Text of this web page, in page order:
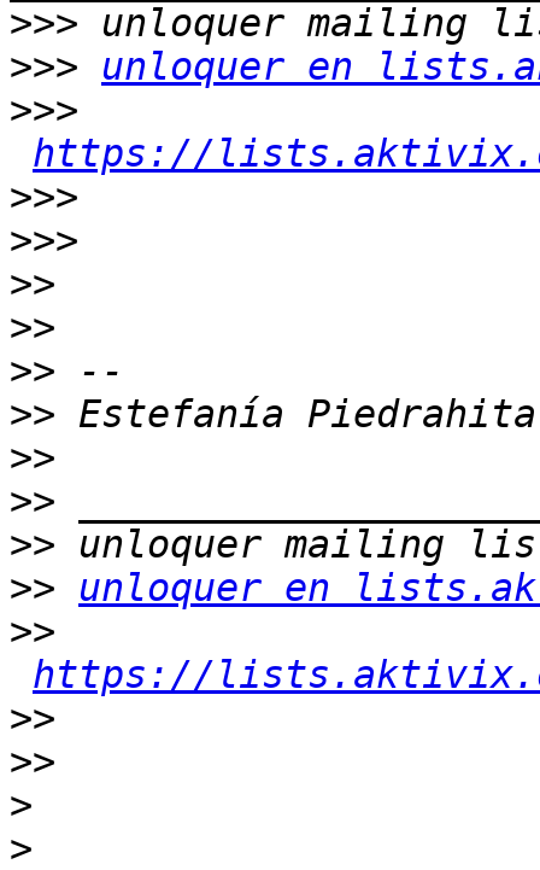
>>>
>>>
unloquer en
>>>
https://
>>>
>>>
>>
>>
>>
>>
>>
>>
>>
>>
unloquer en
>>
https://
>>
>>
>
>